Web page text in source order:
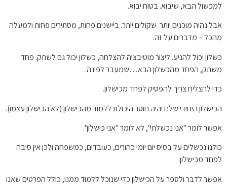
למכשול הבא, שיבוא. בטוח יבוא.
אבל נהיה מוכנים יותר. שקולים יותר. ביישנים פחות, מסתירים פחות ולמעלה
מהכל – מדברים על זה.
כשלון יכול להניע. ליצור מוטיבציה להצלחה, כשלון יכול גם לשתק. פחד
משתק, הפחד מהכשלון הבא…שמעבר לפינה.
כדי להצליח צריך להפסיק לפחד מכישלון.
הכישלון היחידי שלנו יהיה חוסר היכולת ללמוד מהכישלון (לא הכישלון עצמו).
אפשר לומר "אני נכשלתי", לא לומר "אני כישלון".
כולנו נכשלים על בסיס יום יומי כהורים, כעובדים, כמשפחה ולכן אין סיבה
לפחד מכישלון.
אפשר לדבר ולספר על הכישלון כדי שנוכל ללמוד ממנו, כולל הפרטים שאנו